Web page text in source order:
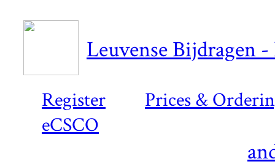
Register
Prices &
eCSCO
Leuvense Bijdragen